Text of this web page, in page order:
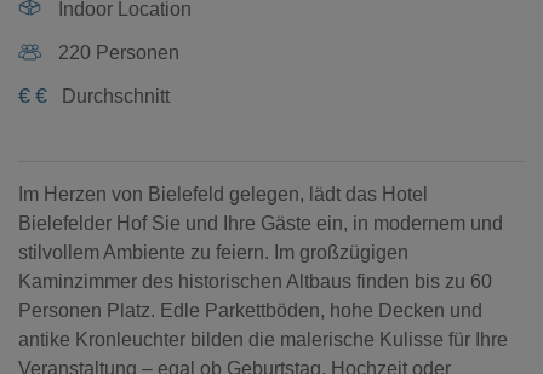
Indoor Location
220 Personen
€ € Durchschnitt
Im Herzen von Bielefeld gelegen, lädt das Hotel
Bielefelder Hof Sie und Ihre Gäste ein, in modernem und
stilvollem Ambiente zu feiern. Im großzügigen
Kaminzimmer des historischen Altbaus finden bis zu 60
Personen Platz. Edle Parkettböden, hohe Decken und
antike Kronleuchter bilden die malerische Kulisse für Ihre
Veranstaltung – egal ob Geburtstag, Hochzeit oder